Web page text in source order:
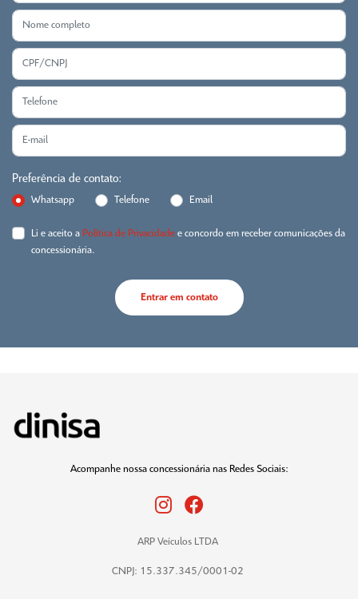
Preferência de contato:
Whatsapp Telefone Email
Li e aceito a Política de Privacidade e concordo em receber comunicações da
concessionária.
Entrar em contato
Acompanhe nossa concessionária nas Redes Sociais:
ARP Veículos LTDA
CNPJ: 15.337.345/0001-02